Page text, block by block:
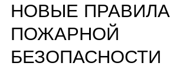
НОВЫЕ ПРАВИЛА
ПОЖАРНОЙ
БЕЗОПАСНОСТИ